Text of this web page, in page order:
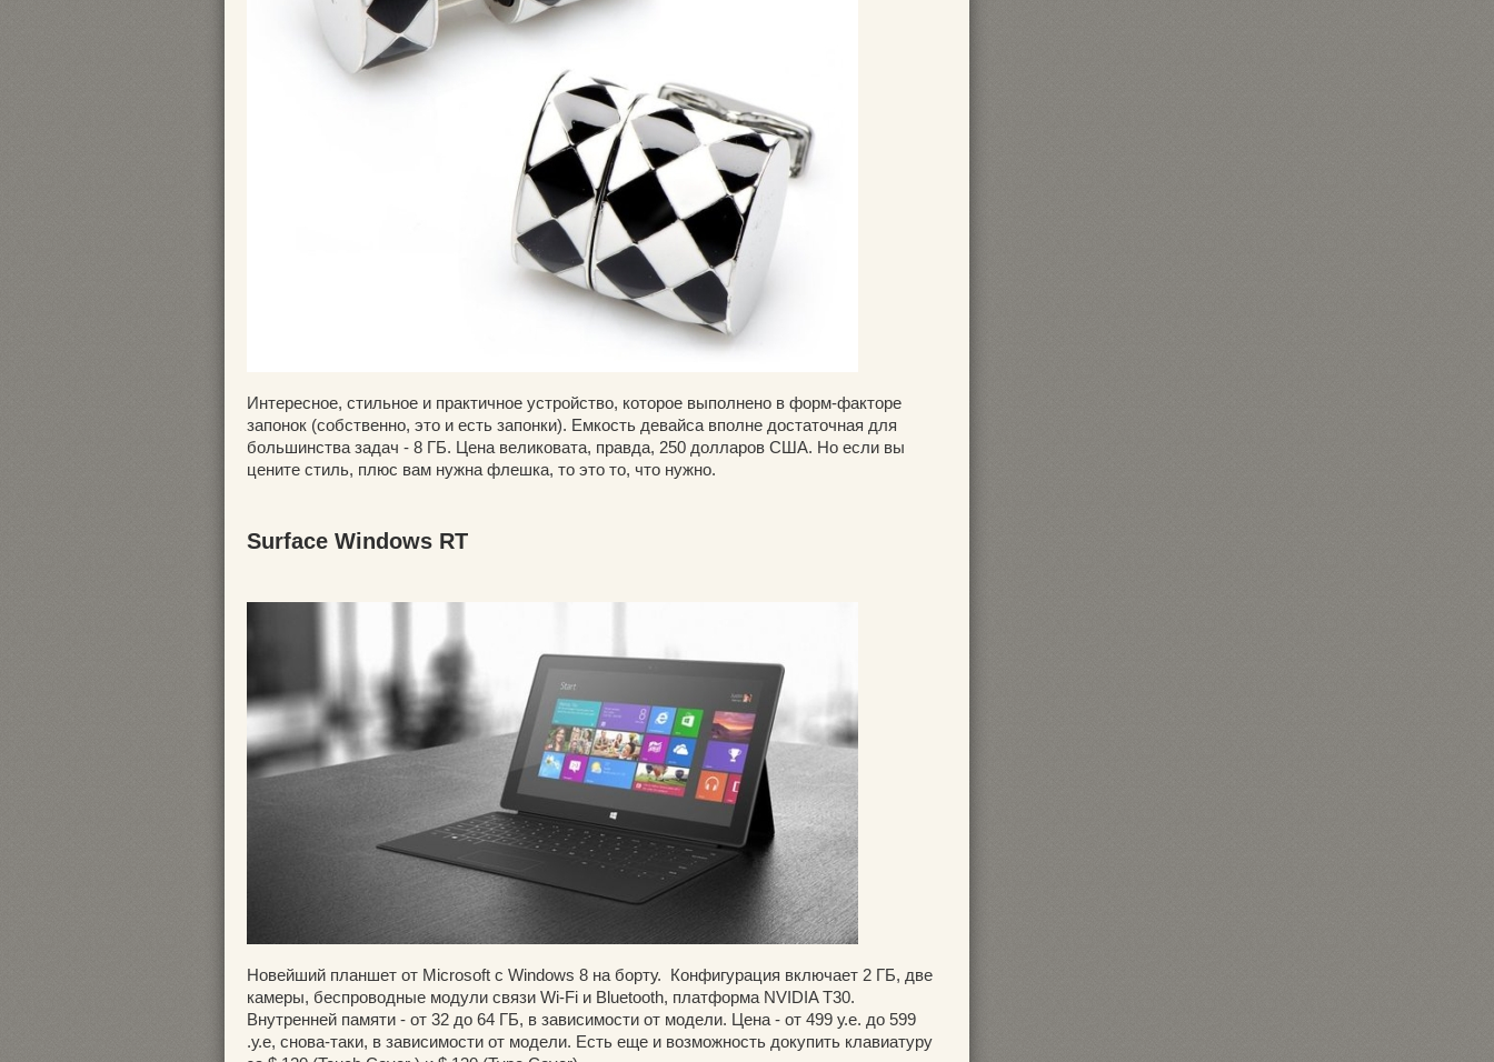
Интересное, стильное и практичное устройство, которое выполнено в форм-факторе
запонок (собственно, это и есть запонки). Емкость девайса вполне достаточная для
большинства задач - 8 ГБ. Цена великовата, правда, 250 долларов США. Но если вы
цените стиль, плюс вам нужна флешка, то это то, что нужно.
Surface Windows RT
Новейший планшет от Microsoft с Windows 8 на борту. Конфигурация включает 2 ГБ, две
камеры, беспроводные модули связи Wi-Fi и Bluetooth, платформа NVIDIA T30.
Внутренней памяти - от 32 до 64 ГБ, в зависимости от модели. Цена - от 499 у.е. до 599
.у.е, снова-таки, в зависимости от модели. Есть еще и возможность докупить клавиатуру